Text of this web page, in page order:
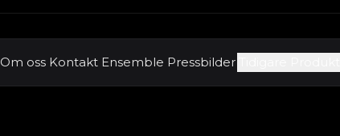
Om oss Kontakt Ensemble Pressbilder